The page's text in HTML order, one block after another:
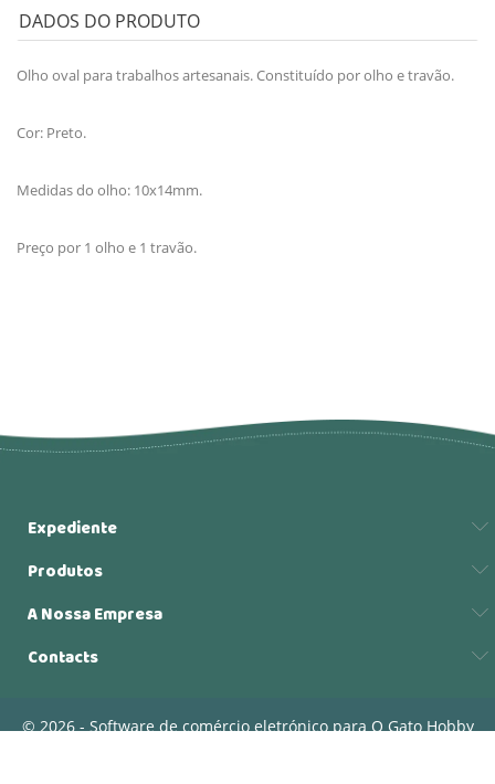
DADOS DO PRODUTO
Olho oval para trabalhos artesanais. Constituído por olho e travão.
Cor: Preto.
Medidas do olho: 10x14mm.
Preço por 1 olho e 1 travão.
Expediente
Produtos
A Nossa Empresa
Contacts
© 2026 - Software de comércio eletrónico para O Gato Hobby